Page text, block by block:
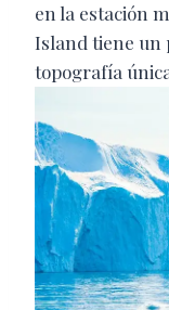
en la estación
Island tiene un
topografía